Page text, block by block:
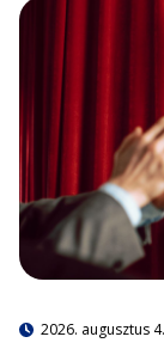
2026. augusztus 4.